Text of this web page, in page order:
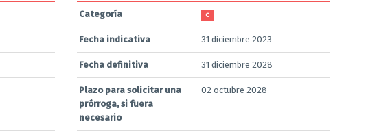
Categoría C
Fecha indicativa 31 diciembre 2023
Fecha definitiva 31 diciembre 2028
Plazo para solicitar una
prórroga, si fuera
necesario
02 octubre 2028